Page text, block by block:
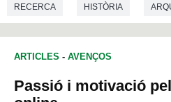
RECERCA HISTÒRIA
PREHISTÒRIA
ARTICLES - AVENÇOS
Passió i motivació